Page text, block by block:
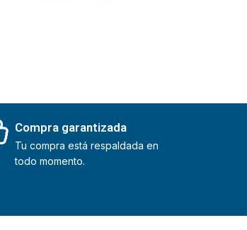
Compra garantizada
Tu compra está respaldada en
todo momento.